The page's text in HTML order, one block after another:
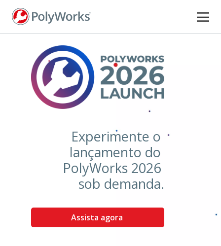
Pular
para
Experimente o
lançamento do
PolyWorks 2026
sob demanda.
Assista agora